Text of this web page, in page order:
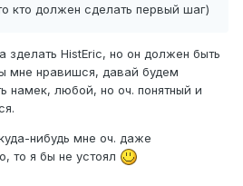
кто должен сделать первый шаг)
HistEric, но он должен быть
мне нравишся, давай будем
намек, любой, но оч. понятный и
нибудь мне оч. даже
то я бы не устоял